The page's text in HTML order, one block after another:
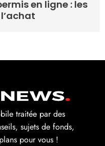
en ligne : les
traitée par des
sujets de fonds,
pour vous !